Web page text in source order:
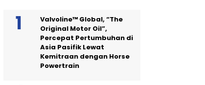
Valvoline™ Global, “The
Original Motor Oil”,
Percepat Pertumbuhan di
Asia Pasifik Lewat
Kemitraan dengan Horse
Powertrain